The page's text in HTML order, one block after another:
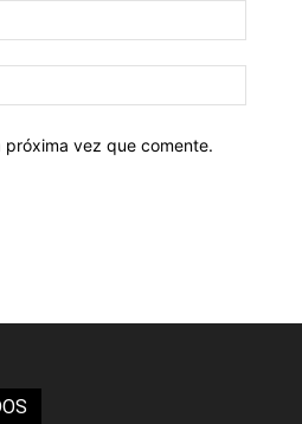
vez que comente.